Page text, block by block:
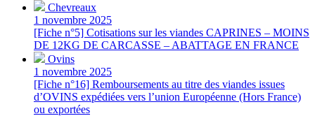
Chevreaux
1 novembre 2025
[Fiche n°5] Cotisations sur les viandes CAPRINES – MOINS
DE 12KG DE CARCASSE – ABATTAGE EN FRANCE
Ovins
1 novembre 2025
[Fiche n°16] Remboursements au titre des viandes issues
d’OVINS expédiées vers l’union Européenne (Hors France)
ou exportées